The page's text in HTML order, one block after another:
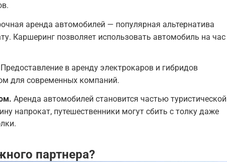
аренда автомобилей — популярная альтернатива
Каршеринг позволяет использовать автомобиль на час
Предоставление в аренду электрокаров и гибридов
для современных компаний.
Аренда автомобилей становится частью туристической
напрокат, путешественники могут сбить с толку даже
партнера?